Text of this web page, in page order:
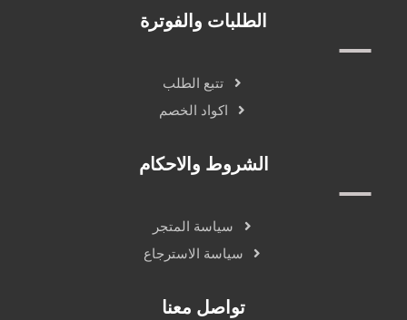
الطلبات والفوترة
تتبع الطلب
اكواد الخصم
الشروط والاحكام
سياسة المتجر
سياسة الاسترجاع
تواصل معنا